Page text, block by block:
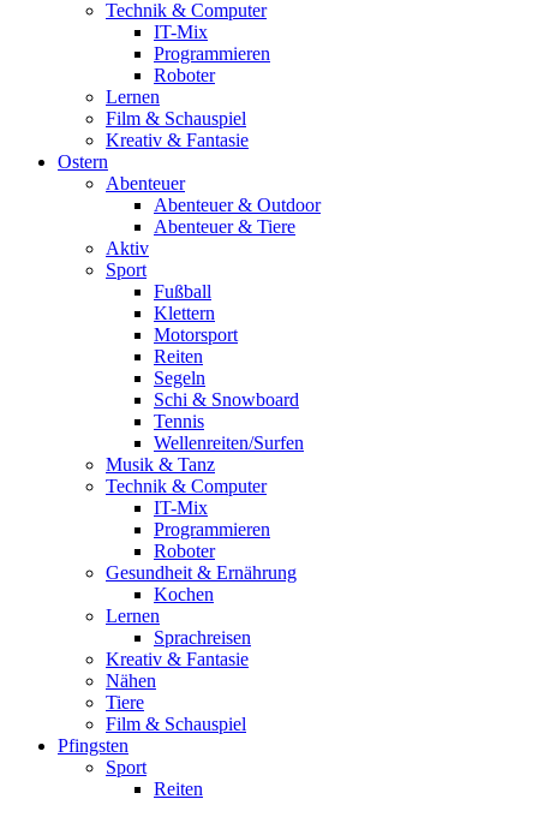
Technik & Computer
IT-Mix
Programmieren
Roboter
Lernen
Film & Schauspiel
Kreativ & Fantasie
Ostern
Abenteuer
Abenteuer & Outdoor
Abenteuer & Tiere
Aktiv
Sport
Fußball
Klettern
Motorsport
Reiten
Segeln
Schi & Snowboard
Tennis
Wellenreiten/Surfen
Musik & Tanz
Technik & Computer
IT-Mix
Programmieren
Roboter
Gesundheit & Ernährung
Kochen
Lernen
Sprachreisen
Kreativ & Fantasie
Nähen
Tiere
Film & Schauspiel
Pfingsten
Sport
Reiten